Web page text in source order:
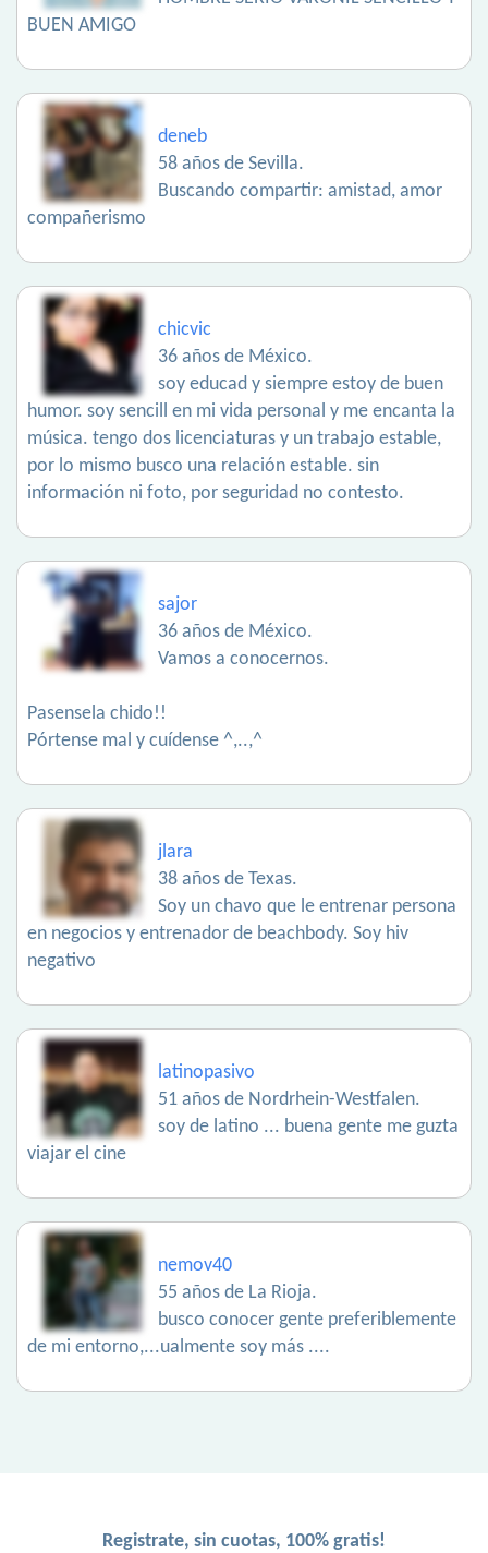
BUEN AMIGO
deneb
58 años de Sevilla.
Buscando compartir: amistad, amor
compañerismo
chicvic
36 años de México.
soy educad y siempre estoy de buen
humor. soy sencill en mi vida personal y me encanta la
música. tengo dos licenciaturas y un trabajo estable,
por lo mismo busco una relación estable. sin
información ni foto, por seguridad no contesto.
sajor
36 años de México.
Vamos a conocernos.
Pasensela chido!!
Pórtense mal y cuídense ^,..,^
jlara
38 años de Texas.
Soy un chavo que le entrenar persona
en negocios y entrenador de beachbody. Soy hiv
negativo
latinopasivo
51 años de Nordrhein-Westfalen.
soy de latino ... buena gente me guzta
viajar el cine
nemov40
55 años de La Rioja.
busco conocer gente preferiblemente
de mi entorno,...ualmente soy más ....
Registrate, sin cuotas, 100% gratis!